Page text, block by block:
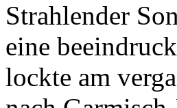
Strahlender
eine
lockte am